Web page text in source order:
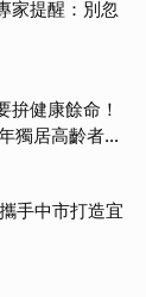
家提醒：別忽
拚健康餘命！
獨居高齡者估
手中市打造宜